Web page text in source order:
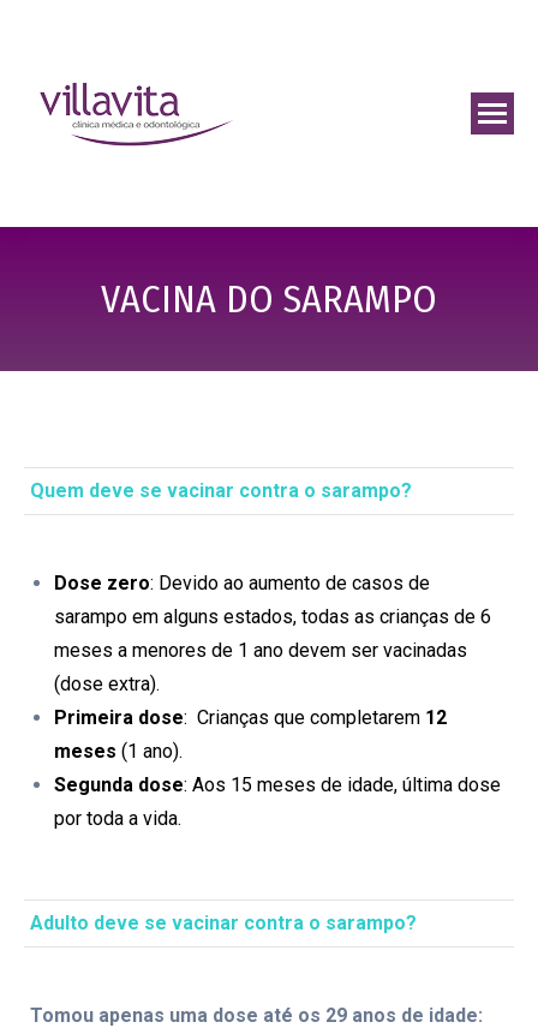
VACINA DO SARAMPO
Quem deve se vacinar contra o sarampo?
Dose zero: Devido ao aumento de casos de
sarampo em alguns estados, todas as crianças de 6
meses a menores de 1 ano devem ser vacinadas
(dose extra).
Primeira dose: Crianças que completarem 12
meses (1 ano).
Segunda dose: Aos 15 meses de idade, última dose
por toda a vida.
Adulto deve se vacinar contra o sarampo?
Tomou apenas uma dose até os 29 anos de idade: